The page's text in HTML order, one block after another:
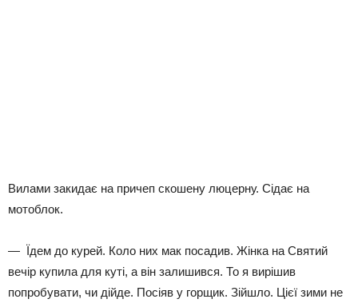
Вилами закидає на причеп скошену люцерну. Сідає на
мотоблок.
— Їдем до курей. Коло них мак посадив. Жінка на Святий
вечір купила для куті, а він залишився. То я вирішив
попробувати, чи дійде. Посіяв у горщик. Зійшло. Цієї зими не